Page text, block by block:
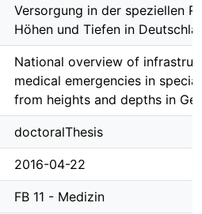
Versorgung in der speziellen
Höhen und Tiefen in
National overview of
medical emergencies in
from heights and depths in
doctoralThesis
2016-04-22
FB 11 - Medizin